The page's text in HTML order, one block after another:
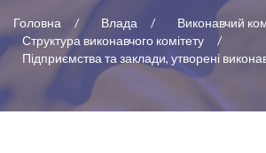
Головна Влада
Виконавчий
Структура виконавчого комітету
Підприємства та заклади, утворені